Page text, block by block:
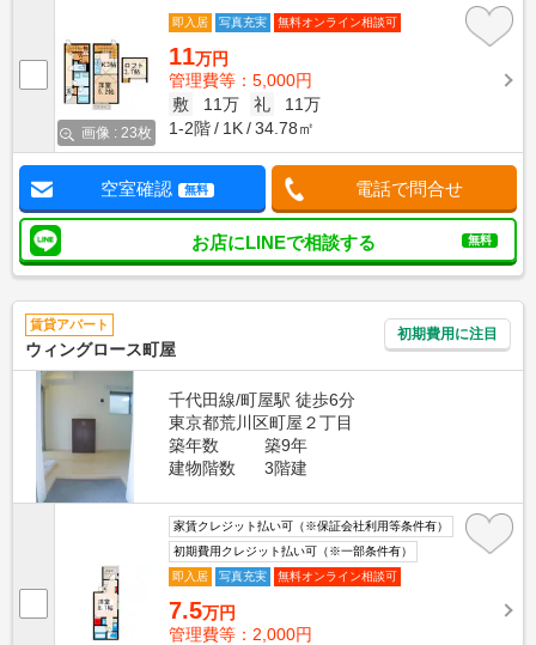
画像 : 23枚
即入居 写真充実 無料オンライン相談可
11万円
管理費等：5,000円
敷
11万 礼
11万
1-2階
1K 34.78㎡
空室確認 無料 電話で問合せ
お店にLINEで相談する 無料
賃貸アパート
ウィングロース町屋
初期費用に注目
千代田線/町屋駅 徒歩6分
東京都荒川区町屋２丁目
築年数
築9年
建物階数
3階建
家賃クレジット払い可（※保証会社利用等条件有）
初期費用クレジット払い可（※一部条件有）
即入居
写真充実 無料オンライン相談可
7.5万円
管理費等：2,000円